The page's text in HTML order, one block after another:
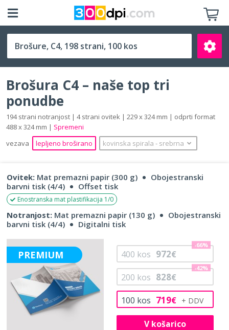
C4 (229 x 324 mm)
Išči
Brošura C4 – naše top tri
ponudbe
194 strani notranjost | 4 strani ovitek | 229 x 324 mm | odprti format
488 x 324 mm | Spremeni
vezava
lepljeno broširano kovinska spirala ‐ srebrna
Ovitek: Mat premazni papir (300 g)
Obojestranski
barvni tisk (4/4)
Offset tisk
Enostranska mat plastifikacija 1/0
Notranjost: Mat premazni papir (130 g)
Obojestranski
barvni tisk (4/4)
Digitalni tisk
PREMIUM
100 kos 719€
200 kos 828€
-42%
400 kos 972€
-66%
V košarico